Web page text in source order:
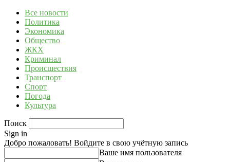
Все новости
Политика
Экономика
Общество
ЖКХ
Криминал
Происшествия
Транспорт
Спорт
Погода
Культура
Поиск
Sign in
Добро пожаловать! Войдите в свою учётную запись
Ваше имя пользователя